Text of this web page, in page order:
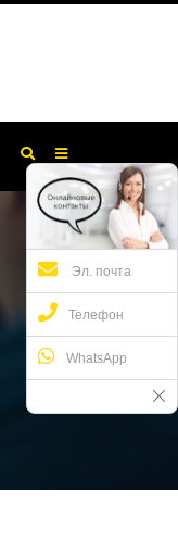
Эл. почта
Телефон
WhatsApp